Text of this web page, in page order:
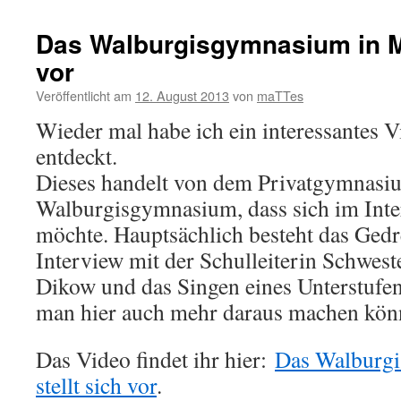
Das Walburgisgymnasium in
vor
Veröffentlicht am 12. August 2013 von maTTes
Wieder mal habe ich ein interessantes
entdeckt.
Dieses handelt von dem
Walburgisgymnasium, dass sich im
möchte. Hauptsächlich besteht das
Interview mit der Schulleiterin
Dikow und das Singen eines
man hier auch mehr daraus machen
Das Video findet ihr hier: Das
stellt sich vor.